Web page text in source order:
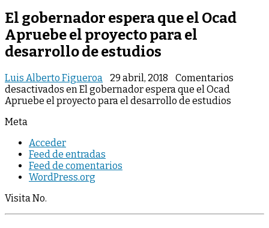
El gobernador espera que el Ocad
Apruebe el proyecto para el
desarrollo de estudios
Luis Alberto Figueroa 29 abril, 2018
Comentarios
desactivados en El gobernador espera que el Ocad
Apruebe el proyecto para el desarrollo de estudios
Meta
Acceder
Feed de entradas
Feed de comentarios
WordPress.org
Visita No.